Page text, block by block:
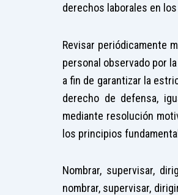
derechos laborales en
Revisar periódicamente
personal observado por
a fin de garantizar la
derecho de defensa,
mediante resolución
los principios
Nombrar, supervisar,
nombrar, supervisar,